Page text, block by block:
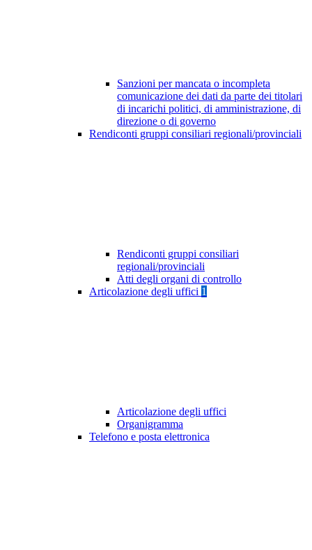
Sanzioni per mancata o incompleta
comunicazione dei dati da parte dei titolari
di incarichi politici, di amministrazione, di
direzione o di governo
Rendiconti gruppi consiliari regionali/provinciali
Rendiconti gruppi consiliari
regionali/provinciali
Atti degli organi di controllo
Articolazione degli uffici 1
Articolazione degli uffici
Organigramma
Telefono e posta elettronica